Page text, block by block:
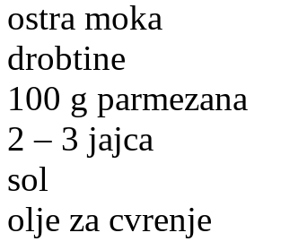
ostra moka
drobtine
100 g parmezana
2 – 3 jajca
sol
olje za cvrenje